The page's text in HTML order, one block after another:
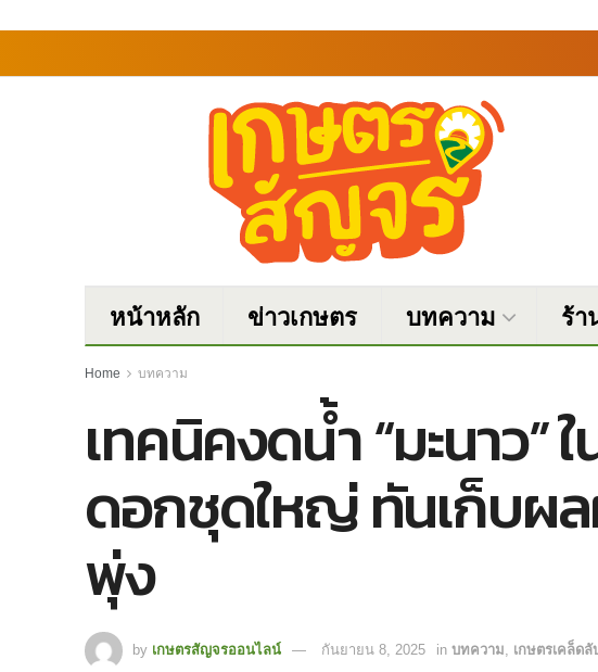
หน้าหลัก ข่าวเกษตร บทความ ร้า
Home บทความ
เทคนิคงดน้ำ “มะนาว”
ดอกชุดใหญ่ ทันเก็บผ
พุ่ง
by เกษตรสัญจรออนไลน์ กันยายน 8, 2025 in บทความ เกษตรเคล็ดลั